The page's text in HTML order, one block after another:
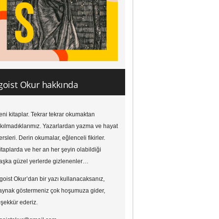
Okur hakkında
kitaplar. Tekrar tekrar okumaktan
Yazarlardan yazma ve hayat
Derin okumalar, eğlenceli fikirler.
ve her an her şeyin olabildiği
güzel yerlerde gizlenenler…
Okur’dan bir yazı kullanacaksanız,
göstermeniz çok hoşumuza gider,
ederiz.